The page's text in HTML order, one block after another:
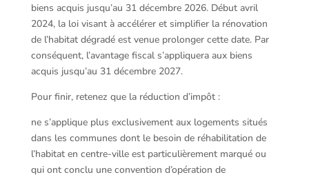
biens acquis jusqu’au 31 décembre 2026. Début avril
2024, la loi visant à accélérer et simplifier la rénovation
de l’habitat dégradé est venue prolonger cette date. Par
conséquent, l’avantage fiscal s’appliquera aux biens
acquis jusqu’au 31 décembre 2027.
Pour finir, retenez que la réduction d’impôt :
ne s’applique plus exclusivement aux logements situés
dans les communes dont le besoin de réhabilitation de
l’habitat en centre-ville est particulièrement marqué ou
qui ont conclu une convention d’opération de